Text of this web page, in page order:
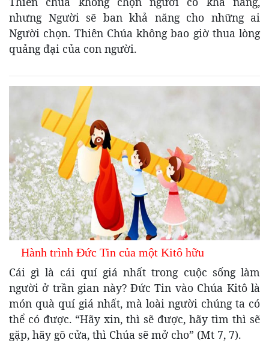
nhưng Người sẽ ban khả năng cho những ai
Người chọn. Thiên Chúa không bao giờ thua lòng
quảng đại của con người.
Hành trình Đức Tin của một Kitô hữu
Cái gì là cái quí giá nhất trong cuộc sống làm
người ở trần gian này? Đức Tin vào Chúa Kitô là
món quà quí giá nhất, mà loài người chúng ta có
thể có được. “Hãy xin, thì sẽ được, hãy tìm thì sẽ
gặp, hãy gõ cửa, thì Chúa sẽ mở cho” (Mt 7, 7).